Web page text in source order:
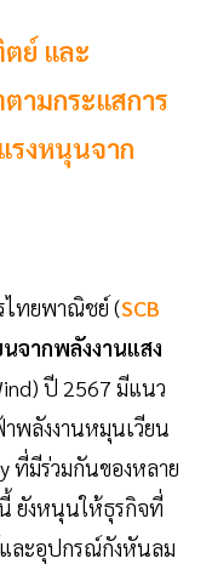
ย์ และ
ามกระแสการ
รงหนุนจาก
ไทยพาณิชย์ (SCB
จากพลังงานแสง
ปี 2567 มีแนว
พลังงานหมุนเวียน
ที่มีร่วมกันของหลาย
ยังหนุนให้ธุรกิจที่
และอุปกรณ์กังหันลม